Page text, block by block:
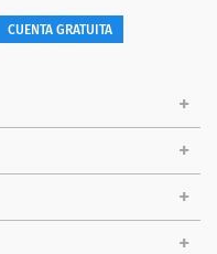
CUENTA GRATUITA